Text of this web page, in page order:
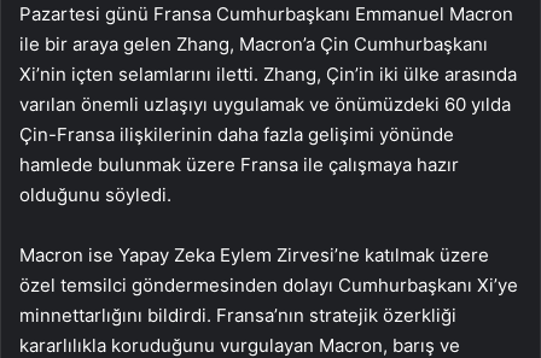
Pazartesi günü Fransa Cumhurbaşkanı Emmanuel Macron
ile bir araya gelen Zhang, Macron’a Çin Cumhurbaşkanı
Xi’nin içten selamlarını iletti. Zhang, Çin’in iki ülke arasında
varılan önemli uzlaşıyı uygulamak ve önümüzdeki 60 yılda
Çin-Fransa ilişkilerinin daha fazla gelişimi yönünde
hamlede bulunmak üzere Fransa ile çalışmaya hazır
olduğunu söyledi.
Macron ise Yapay Zeka Eylem Zirvesi’ne katılmak üzere
özel temsilci göndermesinden dolayı Cumhurbaşkanı Xi’ye
minnettarlığını bildirdi. Fransa’nın stratejik özerkliği
kararlılıkla koruduğunu vurgulayan Macron, barış ve